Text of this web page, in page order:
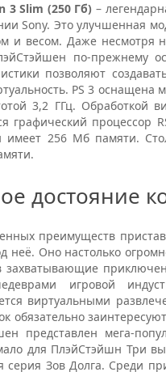
3 Slim (250 Гб) –
Sony. Это улучшенная
и весом. Даже несмотря
по-прежнему
позволяют
PS 3
3,2 ГГц. Обработкой
графический процессор
имеет 256 Мб памяти.
достояние
преимуществ
неё. Оно настолько
захватывающие
игровой
виртуальными
обязательно
представлен мега-
для ПлэйСтэйшн Три
серия Зов Долга. Среди